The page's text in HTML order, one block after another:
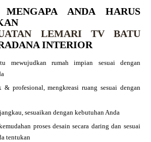
ANDA HARUS
LEMARI TV BATU
INTERIOR
mewujudkan rumah impian sesuai dengan
& profesional, mengkreasi ruang sesuai dengan
sesuaikan dengan kebutuhan Anda
proses desain secara daring dan sesuai
tentukan